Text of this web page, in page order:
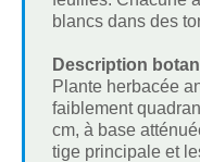
blancs dans des
Description
Plante herbacée
faiblement
cm, à base
tige principale et